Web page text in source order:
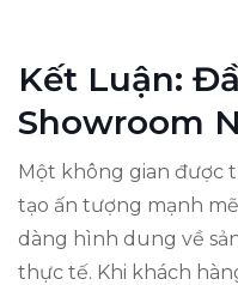
Kết Luận:
Showroom
Một không gian được
tạo ấn tượng mạnh
dàng hình dung về
thực tế. Khi khách